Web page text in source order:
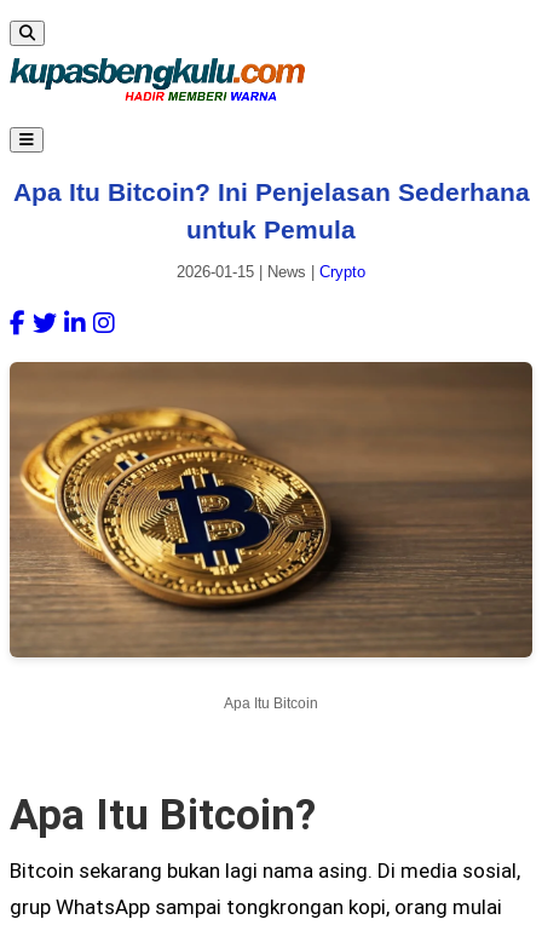
Apa Itu Bitcoin? Ini Penjelasan Sederhana
untuk Pemula
2026-01-15 News Crypto
Apa Itu Bitcoin
Apa Itu Bitcoin?
Bitcoin sekarang bukan lagi nama asing. Di media sosial,
grup WhatsApp sampai tongkrongan kopi, orang mulai